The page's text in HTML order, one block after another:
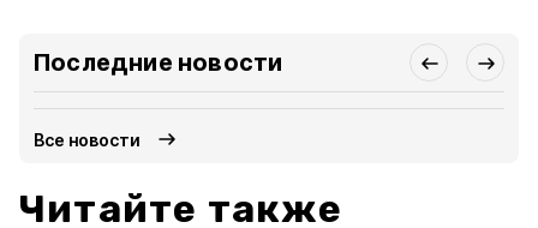
Последние новости
Все новости
Читайте также